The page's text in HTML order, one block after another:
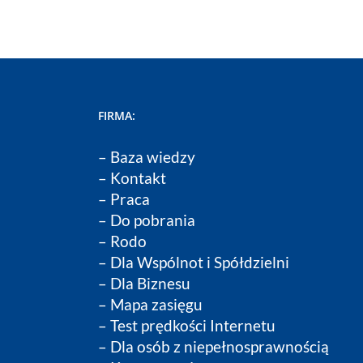
FIRMA:
– Baza wiedzy
– Kontakt
– Praca
– Do pobrania
– Rodo
– Dla Wspólnot i Spółdzielni
– Dla Biznesu
– Mapa zasięgu
– Test prędkości Internetu
– Dla osób z niepełnosprawnością